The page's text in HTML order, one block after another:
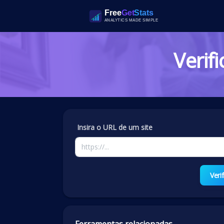
Insira o URL de um site